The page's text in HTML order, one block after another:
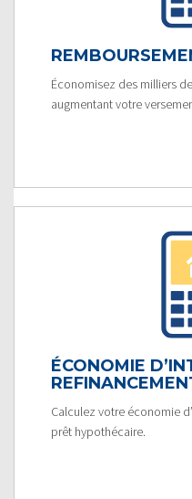
Économisez des milliers
augmentant votre
ÉCONOMIE
Calculez votre économie
prêt hypothécaire.